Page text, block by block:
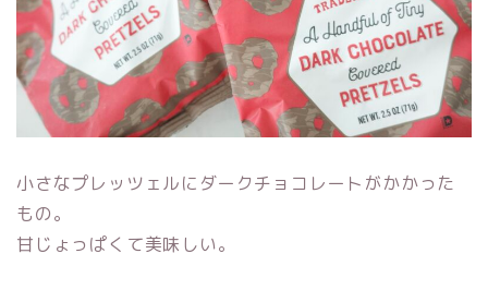
小さなプレッツェルにダークチョコレートがかかった
もの。
甘じょっぱくて美味しい。